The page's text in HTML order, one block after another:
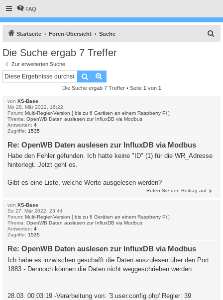
FAQ
Startseite Foren-Übersicht Suche
Die Suche ergab 7 Treffer
Zur erweiterten Suche
Suche
Die Suche ergab 7 Treffer • Seite 1 von 1
von XS-Base
Mo 28. Mär 2022, 16:22
Forum: Multi-Regler-Version [ bis zu 6 Geräten an einem Raspberry Pi ]
Thema: OpenWB Daten auslesen zur InfluxDB via Modbus
Antworten: 4
Zugriffe: 1535
Re: OpenWB Daten auslesen zur InfluxDB via Modbus
Habe den Fehler gefunden. Ich hatte keine "ID" (1) für die WR_Adresse
hinterlegt. Jetzt geht es.
Gibt es eine Liste, welche Werte ausgelesen werden?
Rufen Sie den Beitrag auf
von XS-Base
So 27. Mär 2022, 23:44
Forum: Multi-Regler-Version [ bis zu 6 Geräten an einem Raspberry Pi ]
Thema: OpenWB Daten auslesen zur InfluxDB via Modbus
Antworten: 4
Zugriffe: 1535
Re: OpenWB Daten auslesen zur InfluxDB via Modbus
Ich habe es inzwischen geschafft die Daten auszulesen über den Port
1883 - Dennoch können die Daten nicht weggeschrieben werden.
28.03. 00:03:19 -Verarbeitung von: '3.user.config.php' Regler: 39